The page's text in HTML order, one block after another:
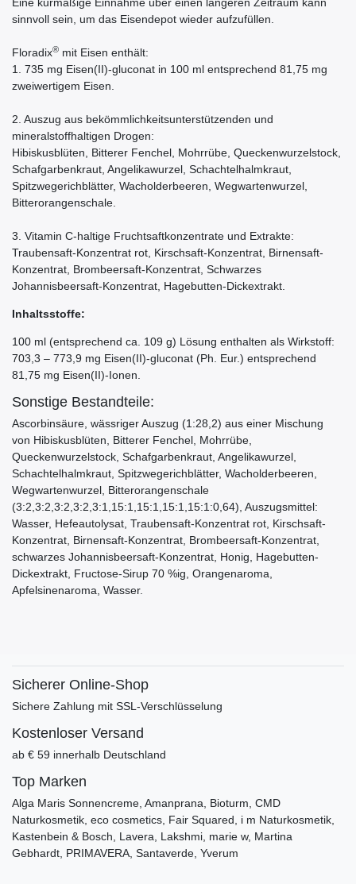
Eine kurmäßige Einnahme über einen längeren Zeitraum kann
sinnvoll sein, um das Eisendepot wieder aufzufüllen.
Floradix® mit Eisen enthält:
1. 735 mg Eisen(II)-gluconat in 100 ml entsprechend 81,75 mg
zweiwertigem Eisen.
2. Auszug aus bekömmlichkeitsunterstützenden und
mineralstoffhaltigen Drogen:
Hibiskusblüten, Bitterer Fenchel, Mohrrübe, Queckenwurzelstock,
Schafgarbenkraut, Angelikawurzel, Schachtelhalmkraut,
Spitzwegerichblätter, Wacholderbeeren, Wegwartenwurzel,
Bitterorangenschale.
3. Vitamin C-haltige Fruchtsaftkonzentrate und Extrakte:
Traubensaft-Konzentrat rot, Kirschsaft-Konzentrat, Birnensaft-
Konzentrat, Brombeersaft-Konzentrat, Schwarzes
Johannisbeersaft-Konzentrat, Hagebutten-Dickextrakt.
Inhaltsstoffe:
100 ml (entsprechend ca. 109 g) Lösung enthalten als Wirkstoff:
703,3 – 773,9 mg Eisen(II)-gluconat (Ph. Eur.) entsprechend
81,75 mg Eisen(II)-Ionen.
Sonstige Bestandteile:
Ascorbinsäure, wässriger Auszug (1:28,2) aus einer Mischung
von Hibiskusblüten, Bitterer Fenchel, Mohrrübe,
Queckenwurzelstock, Schafgarbenkraut, Angelikawurzel,
Schachtelhalmkraut, Spitzwegerichblätter, Wacholderbeeren,
Wegwartenwurzel, Bitterorangenschale
(3:2,3:2,3:2,3:2,3:1,15:1,15:1,15:1,15:1:0,64), Auszugsmittel:
Wasser, Hefeautolysat, Traubensaft-Konzentrat rot, Kirschsaft-
Konzentrat, Birnensaft-Konzentrat, Brombeersaft-Konzentrat,
schwarzes Johannisbeersaft-Konzentrat, Honig, Hagebutten-
Dickextrakt, Fructose-Sirup 70 %ig, Orangenaroma,
Apfelsinenaroma, Wasser.
Sicherer Online-Shop
Sichere Zahlung mit SSL-Verschlüsselung
Kostenloser Versand
ab € 59 innerhalb Deutschland
Top Marken
Alga Maris Sonnencreme, Amanprana, Bioturm, CMD
Naturkosmetik, eco cosmetics, Fair Squared, i m Naturkosmetik,
Kastenbein & Bosch, Lavera, Lakshmi, marie w, Martina
Gebhardt, PRIMAVERA, Santaverde, Yverum